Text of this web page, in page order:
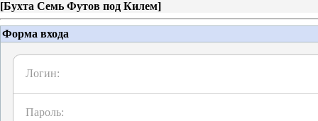
[Бухта Семь Футов под Килем]
Форма входа
Логин:
Пароль: